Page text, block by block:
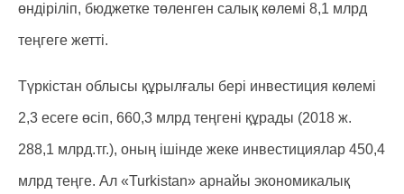
өндіріліп, бюджетке төленген салық көлемі 8,1 млрд
теңгеге жетті.
Түркістан облысы құрылғалы бері инвестиция көлемі
2,3 есеге өсіп, 660,3 млрд теңгені құрады (2018 ж.
288,1 млрд.тг.), оның ішінде жеке инвестициялар 450,4
млрд теңге. Ал «Turkistan» арнайы экономикалық